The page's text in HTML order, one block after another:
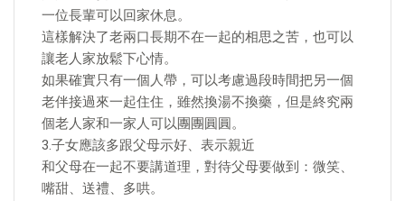
一位長輩可以回家休息。
這樣解決了老兩口長期不在一起的相思之苦，也可以
讓老人家放鬆下心情。
如果確實只有一個人帶，可以考慮過段時間把另一個
老伴接過來一起住住，雖然換湯不換藥，但是終究兩
個老人家和一家人可以團團圓圓。
3.子女應該多跟父母示好、表示親近
和父母在一起不要講道理，對待父母要做到：微笑、
嘴甜、送禮、多哄。